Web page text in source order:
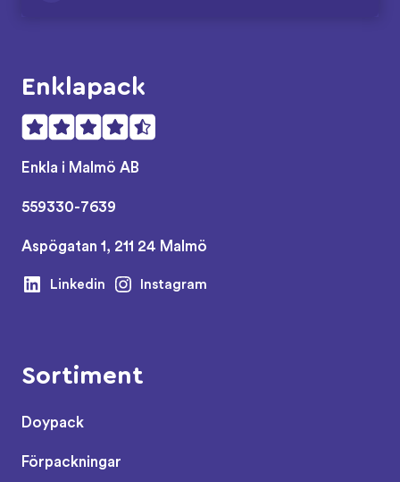
Enklapack
Enkla i Malmö AB
559330-7639
Aspögatan 1, 211 24 Malmö
Linkedin Instagram
Sortiment
Doypack
Förpackningar